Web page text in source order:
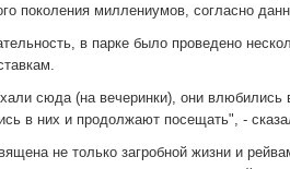
поколения миллениумов, согласно
в парке было проведено
сюда (на вечеринки), они
в них и продолжают посещать", -
не только загробной жизни и